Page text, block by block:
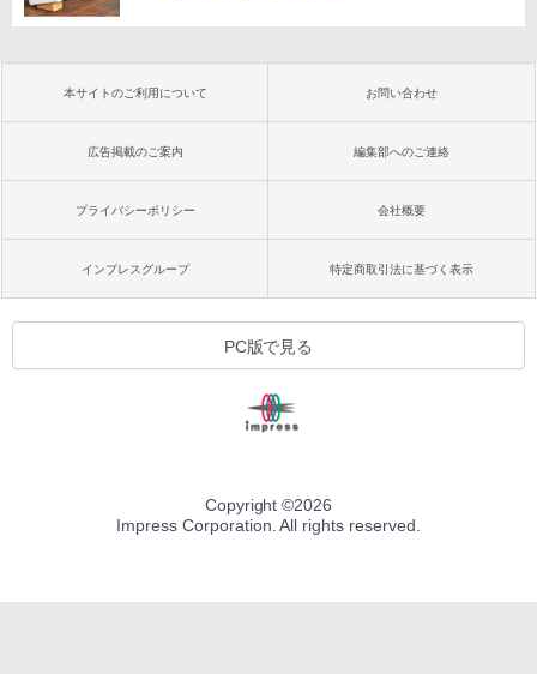
本サイトのご利用について お問い合わせ
広告掲載のご案内 編集部へのご連絡
プライバシーポリシー 会社概要
インプレスグループ 特定商取引法に基づく表示
PC版で見る
Copyright ©2026
Impress Corporation. All rights reserved.